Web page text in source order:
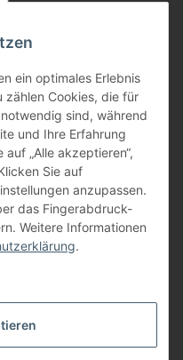
ein optimales Erlebnis
zählen Cookies, die für
sind, während
und Ihre Erfahrung
„Alle akzeptieren“,
Sie auf
anzupassen.
das Fingerabdruck-
Weitere Informationen
.